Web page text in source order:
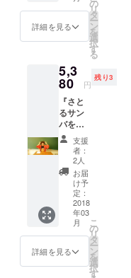
※「ほえ
いと
生産過
程に発
〈ホエ
イ(乳
清)〉を
餌にし
て飼育
されて
いる豚
の事を
言いま
す。 こ
の〈ホ
エイ(乳
清)〉の
お陰で
んな自
然豊か
な町で
皆さん
がご協
力して
くださ
り「浜
中ビー
フ」を
限定5個
ご用意
致しま
した！
※「浜中
ビー
フ」と
は？ 黒
毛和牛
とホル
ン(乳牛)
詳細を見る
の
リ
タ
ー
ン
を
選
択
す
る
5,3
80 円
残り3
『さと
るサン
バをイ
ベント
諸々で
出演者
として
使えま
す！ オ
レンジ
色の僕
が居た
ら一気
に華や
か
支援
者：
2人
お届
け予
定：
2018
年03
月
詳細を見る
こ
の
リ
タ
ー
ン
を
選
択
す